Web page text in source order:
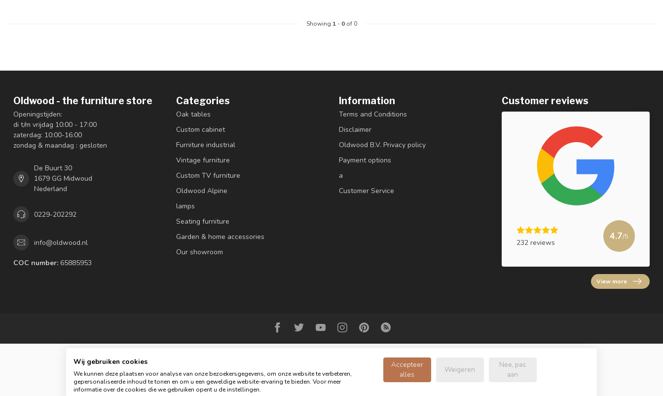
Showing 1- 0of 0
Oldwood - the furniture store
Openingstijden:
di t/m vrijdag 10:00 - 17:00
zaterdag: 10:00-16:00
zondag & maandag : gesloten
De Buurt 30
1679 GG Midwoud
Nederland
0229-202292
info@oldwood.nl
COC number: 65885953
Categories
Oak tables
Custom cabinet
Furniture industrial
Vintage furniture
Custom TV furniture
Oldwood Alpine
lamps
Seating furniture
Garden & home accessories
Our showroom
Information
Terms and Conditions
Disclaimer
Oldwood B.V. Privacy policy
Payment options
a
Customer Service
Customer reviews
232 reviews
4.7/5
View more
© Copyright 2026 Oldwood - the furniture store - Powered by
Wij gebruiken cookies
We kunnen deze plaatsen voor analyse van onze bezoekersgegevens, om onze website te verbeteren,
gepersonaliseerde inhoud te tonen en om u een geweldige website-ervaring te bieden. Voor meer
informatie over de cookies die we gebruiken opent u de instellingen.
Accepteer
alles
Weigeren
Nee, pas
aan